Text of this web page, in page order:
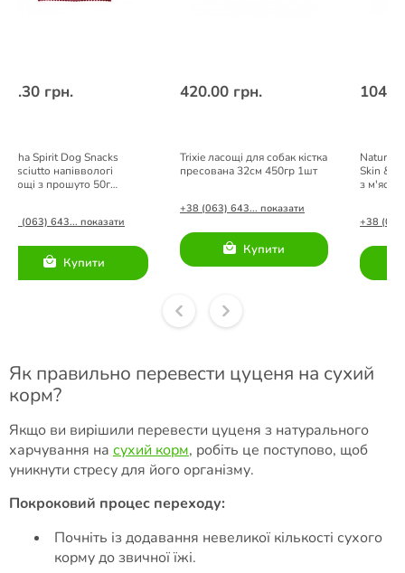
57.30 грн.
Alpha Spirit Dog Snacks
Prosciutto напіввологі
ласощі з прошуто 50г
+38 (063) 643... показати
Купити
420.00 грн.
Trixie ласощі для собак кістка
пресована 32см 450гр 1шт
+38 (063) 643... показати
Купити
Nature's
Skin &
з м'ясом
+38
Як правильно перевести цуценя на сухий
корм?
Якщо ви вирішили перевести цуценя з натурального
харчування на сухий корм, робіть це поступово, щоб
уникнути стресу для його організму.
Покроковий процес переходу:
Почніть із додавання невеликої кількості сухого
корму до звичної їжі.